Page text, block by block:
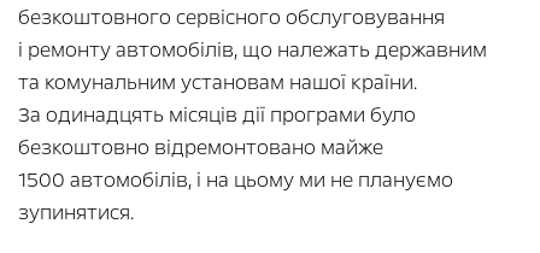
безкоштовного сервісного обслуговування
і ремонту автомобілів, що належать державним
та комунальним установам нашої країни.
За одинадцять місяців дії програми було
безкоштовно відремонтовано майже
1500 автомобілів, і на цьому ми не плануємо
зупинятися.